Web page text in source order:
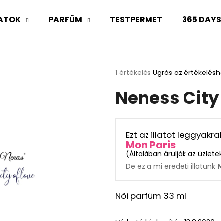
PARFÜM TESTPERMET 365 DAYS
A
átlagos
értékelése
ből
csillag.
1 értékelés Ugrás az
Neness City
Ezt az illatot
Mon Paris
(Általában árulják az
De ez a mi eredeti illatunk
Női parfüm 33 ml
KERESÉS